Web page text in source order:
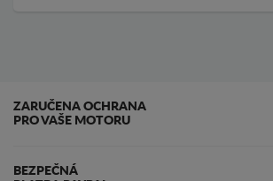
ZARUČENA OCHRANA
PRO VAŠE MOTORU
BEZPEČNÁ